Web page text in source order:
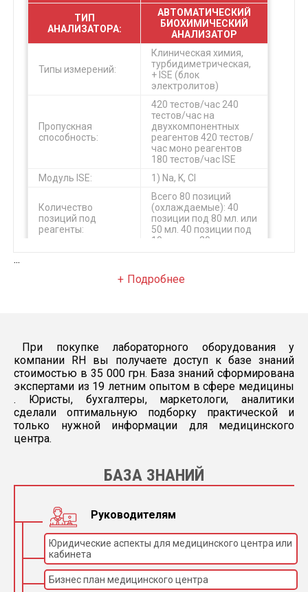
ТИП
АНАЛИЗАТОРА:
АВТОМАТИЧЕСКИЙ
БИОХИМИЧЕСКИЙ
АНАЛИЗАТОР
Типы измерений:
Клиническая химия,
турбидиметрическая,
+ ISE (блок
электролитов)
Пропускная
способность:
420 тестов/час 240
тестов/час на
двухкомпонентных
реагентов 420 тестов/
час моно реагентов
180 тестов/час ISE
Модуль ISE:
1) Na, K, Cl
Количество
позиций под
реагенты:
Всего 80 позиций
(охлаждаемые): 40
позиции под 80 мл. или
50 мл. 40 позиции под
10 мл. или 20 мл.
°C
образцов:
позиции под
стандарты и контроли
(охлаждаемые)
Реакционный
объем:
(Необходимый
объем для
измерения)
От 180 до 380 мкл
Объем образца
кюветов:
64 кювет из
кварцевого
Прогреваемые – 37°C
(±0.2°C)
Тип образца:
Сыворотка, Моча,
2 иглы (для сыворотки
...
Подробнее
При покупке лабораторного оборудования у
компании RH вы получаете доступ к базе знаний
стоимостью в 35 000 грн. База знаний сформирована
экспертами из 19 летним опытом в сфере медицины
. Юристы, бухгалтеры, маркетологи, аналитики
сделали оптимальную подборку практической и
только нужной информации для медицинского
центра.
БАЗА ЗНАНИЙ
Руководителям
Юридические аспекты для медицинского центра или
кабинета
Бизнес план медицинского центра